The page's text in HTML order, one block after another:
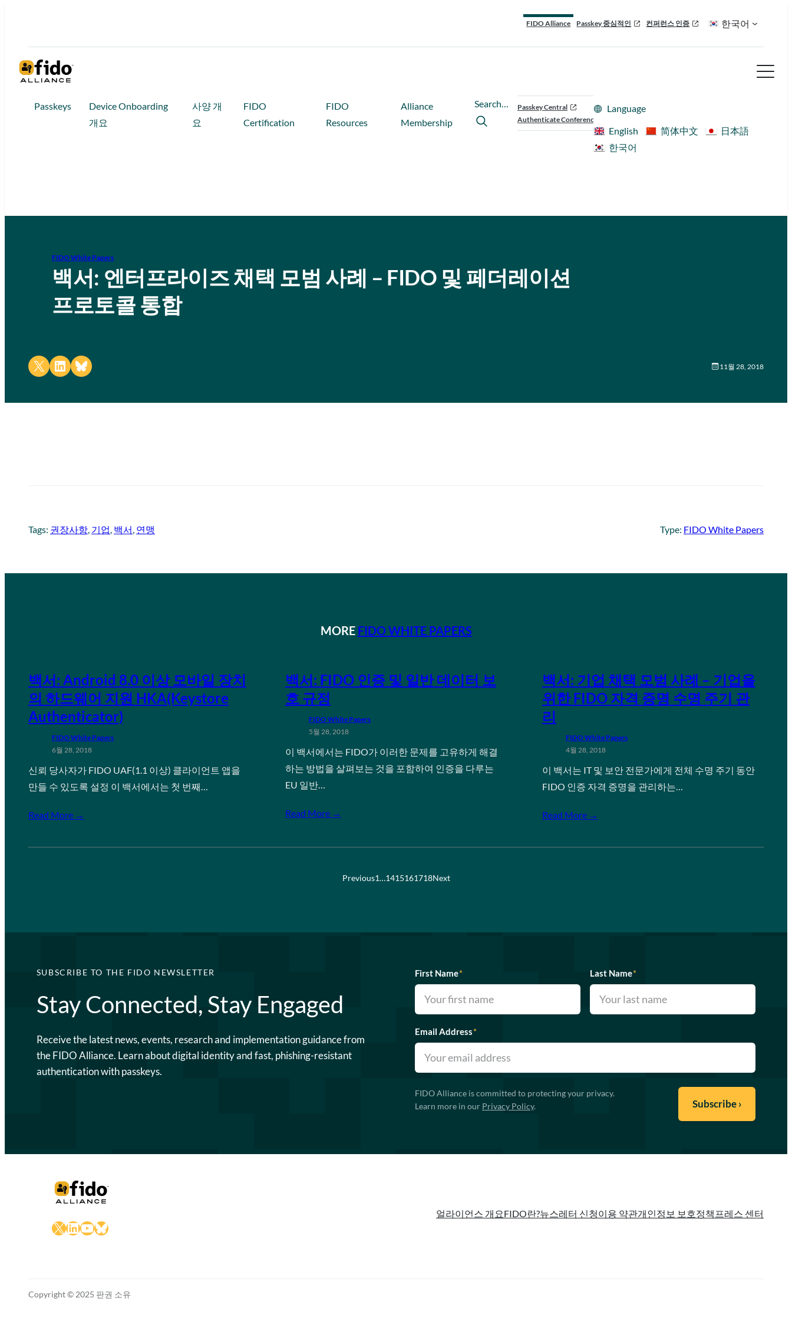
FIDO Alliance Passkey 중심적인 컨퍼런스 인증 한국어
Passkeys
Device Onboarding
개요
사양 개
요
FIDO
Certification
FIDO
Resources
Alliance
Membership
Search…
Passkey Central
Authenticate Conference
Language
English
简体中文
日本語
한국어
FIDO White Papers
백서: 엔터프라이즈 채택 모범 사례 – FIDO 및 페더레이션
프로토콜 통합
Share on X Share on LinkedIn
Share on Bluesky 11월 28, 2018
Tags: 권장사항, 기업, 백서, 연맹 Type: FIDO White Papers
MORE FIDO WHITE PAPERS
백서: Android 8.0 이상 모바일 장치
의 하드웨어 지원 HKA(Keystore
Authenticator)
FIDO White Papers
6월 28, 2018
신뢰 당사자가 FIDO UAF(1.1 이상) 클라이언트 앱을
만들 수 있도록 설정 이 백서에서는 첫 번째…
Read More →
백서: FIDO 인증 및 일반 데이터 보
호 규정
FIDO White Papers
5월 28, 2018
이 백서에서는 FIDO가 이러한 문제를 고유하게 해결
하는 방법을 살펴보는 것을 포함하여 인증을 다루는
EU 일반…
Read More →
백서: 기업 채택 모범 사례 – 기업을
위한 FIDO 자격 증명 수명 주기 관
리
FIDO White Papers
4월 28, 2018
이 백서는 IT 및 보안 전문가에게 전체 수명 주기 동안
FIDO 인증 자격 증명을 관리하는…
Read More →
Previous1…1415161718Next
SUBSCRIBE TO THE FIDO NEWSLETTER
Stay Connected, Stay Engaged
Receive the latest news, events, research and implementation guidance from
the FIDO Alliance. Learn about digital identity and fast, phishing-resistant
authentication with passkeys.
First Name* Last Name*
Email Address*
FIDO Alliance is committed to protecting your privacy.
Learn more in our Privacy Policy.
X LinkedIn
YouTube
Bluesky
얼라이언스 개요FIDO란?뉴스레터 신청이용 약관개인정보 보호정책 프레스 센터
Copyright © 2025 판권 소유